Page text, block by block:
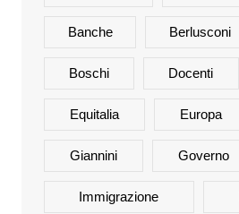
Banche Berlusconi
Boschi Docenti
Equitalia Europa
Giannini Governo
Immigrazione